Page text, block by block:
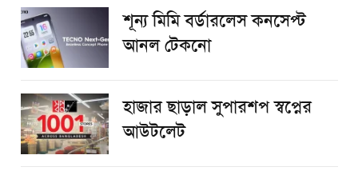
শূন্য মিমি বর্ডারলেস কনসেপ্ট
আনল টেকনো
হাজার ছাড়াল সুপারশপ স্বপ্নের
আউটলেট